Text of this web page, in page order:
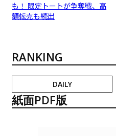
も！ 限定トートが争奪戦、高
額転売も続出
RANKING
DAILY
紙面PDF版